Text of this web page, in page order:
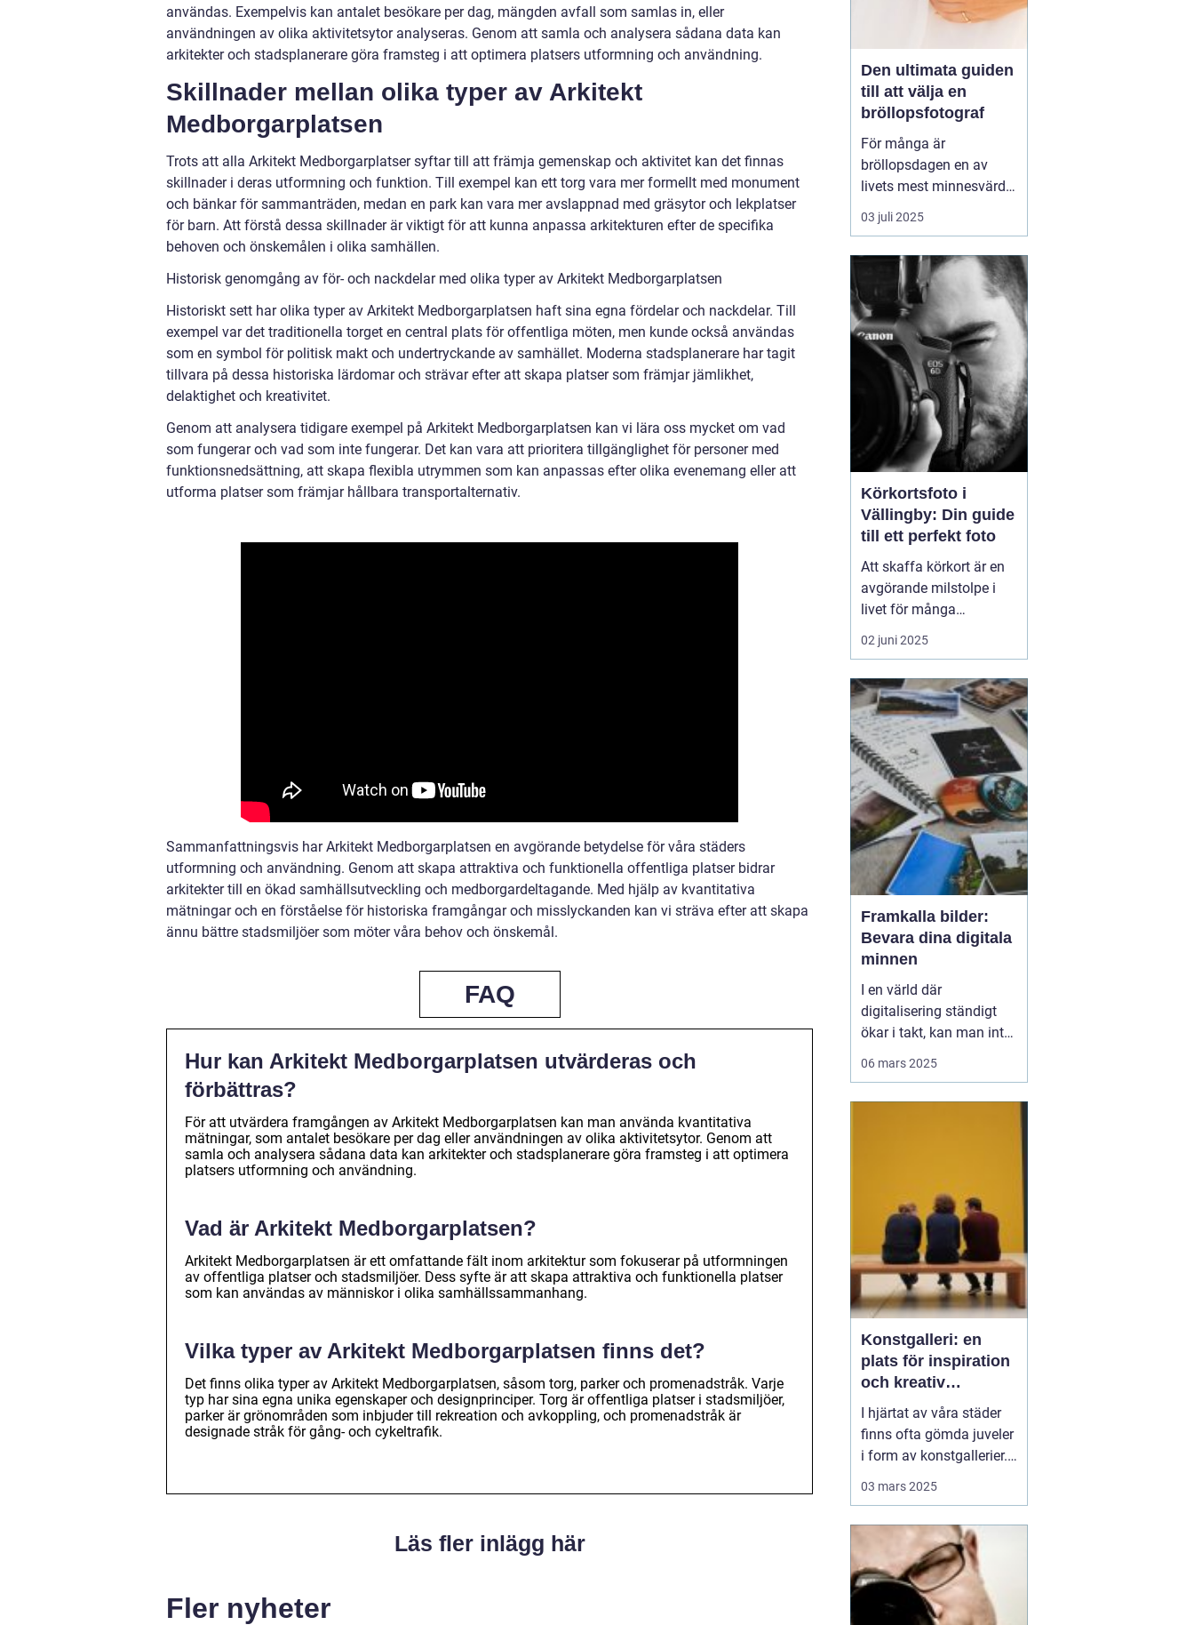
användas. Exempelvis kan antalet besökare per dag, mängden avfall som samlas in, eller
användningen av olika aktivitetsytor analyseras. Genom att samla och analysera sådana data kan
arkitekter och stadsplanerare göra framsteg i att optimera platsers utformning och användning.
Skillnader mellan olika typer av Arkitekt
Medborgarplatsen
Trots att alla Arkitekt Medborgarplatser syftar till att främja gemenskap och aktivitet kan det finnas
skillnader i deras utformning och funktion. Till exempel kan ett torg vara mer formellt med monument
och bänkar för sammanträden, medan en park kan vara mer avslappnad med gräsytor och lekplatser
för barn. Att förstå dessa skillnader är viktigt för att kunna anpassa arkitekturen efter de specifika
behoven och önskemålen i olika samhällen.
Historisk genomgång av för- och nackdelar med olika typer av Arkitekt Medborgarplatsen
Historiskt sett har olika typer av Arkitekt Medborgarplatsen haft sina egna fördelar och nackdelar. Till
exempel var det traditionella torget en central plats för offentliga möten, men kunde också användas
som en symbol för politisk makt och undertryckande av samhället. Moderna stadsplanerare har tagit
tillvara på dessa historiska lärdomar och strävar efter att skapa platser som främjar jämlikhet,
delaktighet och kreativitet.
Genom att analysera tidigare exempel på Arkitekt Medborgarplatsen kan vi lära oss mycket om vad
som fungerar och vad som inte fungerar. Det kan vara att prioritera tillgänglighet för personer med
funktionsnedsättning, att skapa flexibla utrymmen som kan anpassas efter olika evenemang eller att
utforma platser som främjar hållbara transportalternativ.
Sammanfattningsvis har Arkitekt Medborgarplatsen en avgörande betydelse för våra städers
utformning och användning. Genom att skapa attraktiva och funktionella offentliga platser bidrar
arkitekter till en ökad samhällsutveckling och medborgardeltagande. Med hjälp av kvantitativa
mätningar och en förståelse för historiska framgångar och misslyckanden kan vi sträva efter att skapa
ännu bättre stadsmiljöer som möter våra behov och önskemål.
FAQ
Hur kan Arkitekt Medborgarplatsen utvärderas och
förbättras?
För att utvärdera framgången av Arkitekt Medborgarplatsen kan man använda kvantitativa
mätningar, som antalet besökare per dag eller användningen av olika aktivitetsytor. Genom att
samla och analysera sådana data kan arkitekter och stadsplanerare göra framsteg i att optimera
platsers utformning och användning.
Vad är Arkitekt Medborgarplatsen?
Arkitekt Medborgarplatsen är ett omfattande fält inom arkitektur som fokuserar på utformningen
av offentliga platser och stadsmiljöer. Dess syfte är att skapa attraktiva och funktionella platser
som kan användas av människor i olika samhällssammanhang.
Vilka typer av Arkitekt Medborgarplatsen finns det?
Det finns olika typer av Arkitekt Medborgarplatsen, såsom torg, parker och promenadstråk. Varje
typ har sina egna unika egenskaper och designprinciper. Torg är offentliga platser i stadsmiljöer,
parker är grönområden som inbjuder till rekreation och avkoppling, och promenadstråk är
designade stråk för gång- och cykeltrafik.
Läs fler inlägg här
Fler nyheter
Den ultimata guiden
till att välja en
bröllopsfotograf
För många är
bröllopsdagen en av
livets mest minnesvärda
dagar, en dag fylld av
kärlek, glädje och
dessa ögonblick genom
fotografier är därför av
stor betydelse. Men h...
03 juli 2025
Körkortsfoto i
Vällingby: Din guide
till ett perfekt foto
Att skaffa körkort är en
avgörande milstolpe i
livet för många
människor, och att ha ett
korrekt och
körkortsfoto är en viktig
del av denna process. I
Vällingby finns det flera
alternativ f...
02 juni 2025
Framkalla bilder:
Bevara dina digitala
minnen
I en värld där
digitalisering ständigt
ökar i takt, kan man inte
06 mars 2025
Konstgalleri: en
plats för inspiration
och kreativ
upplevelse
I hjärtat av våra städer
finns ofta gömda juveler
i form av konstgallerier.
utan kulturella nav där
kreativitet frodas och
tankeväckande
dialoger...
03 mars 2025